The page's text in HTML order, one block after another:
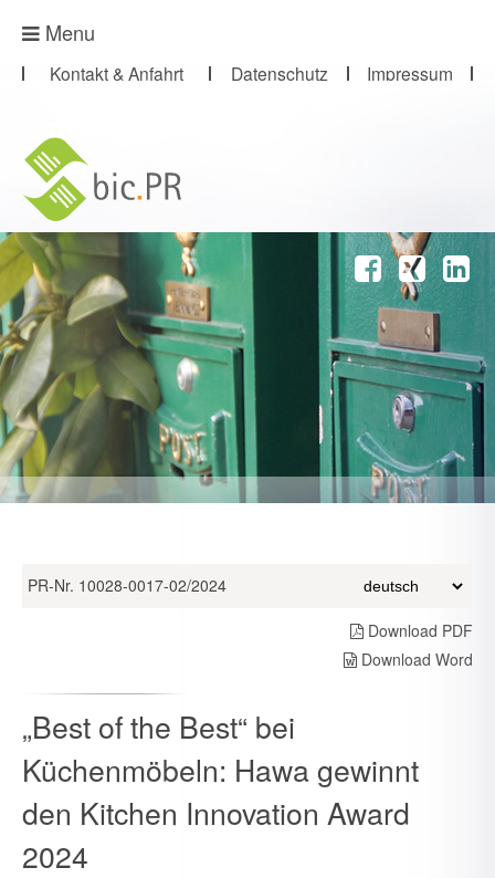
Menu
Presse-Abo
Kontakt & Anfahrt Datenschutz Impressum
PR-Nr. 10028-0017-02/2024
Download PDF
Download Word
„Best of the Best“ bei
Küchenmöbeln: Hawa gewinnt
den Kitchen Innovation Award
2024